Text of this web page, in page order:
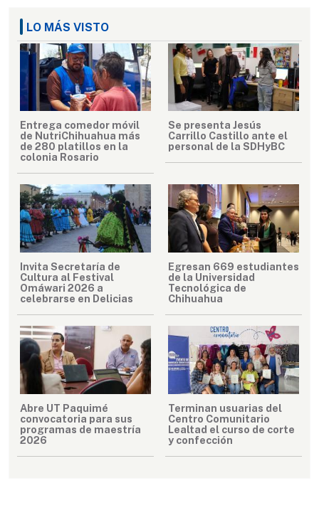
LO MÁS VISTO
Entrega comedor móvil
de NutriChihuahua más
de 280 platillos en la
colonia Rosario
Se presenta Jesús
Carrillo Castillo ante el
personal de la SDHyBC
Invita Secretaría de
Cultura al Festival
Omáwari 2026 a
celebrarse en Delicias
Egresan 669 estudiantes
de la Universidad
Tecnológica de
Chihuahua
Abre UT Paquimé
convocatoria para sus
programas de maestría
2026
Terminan usuarias del
Centro Comunitario
Lealtad el curso de corte
y confección